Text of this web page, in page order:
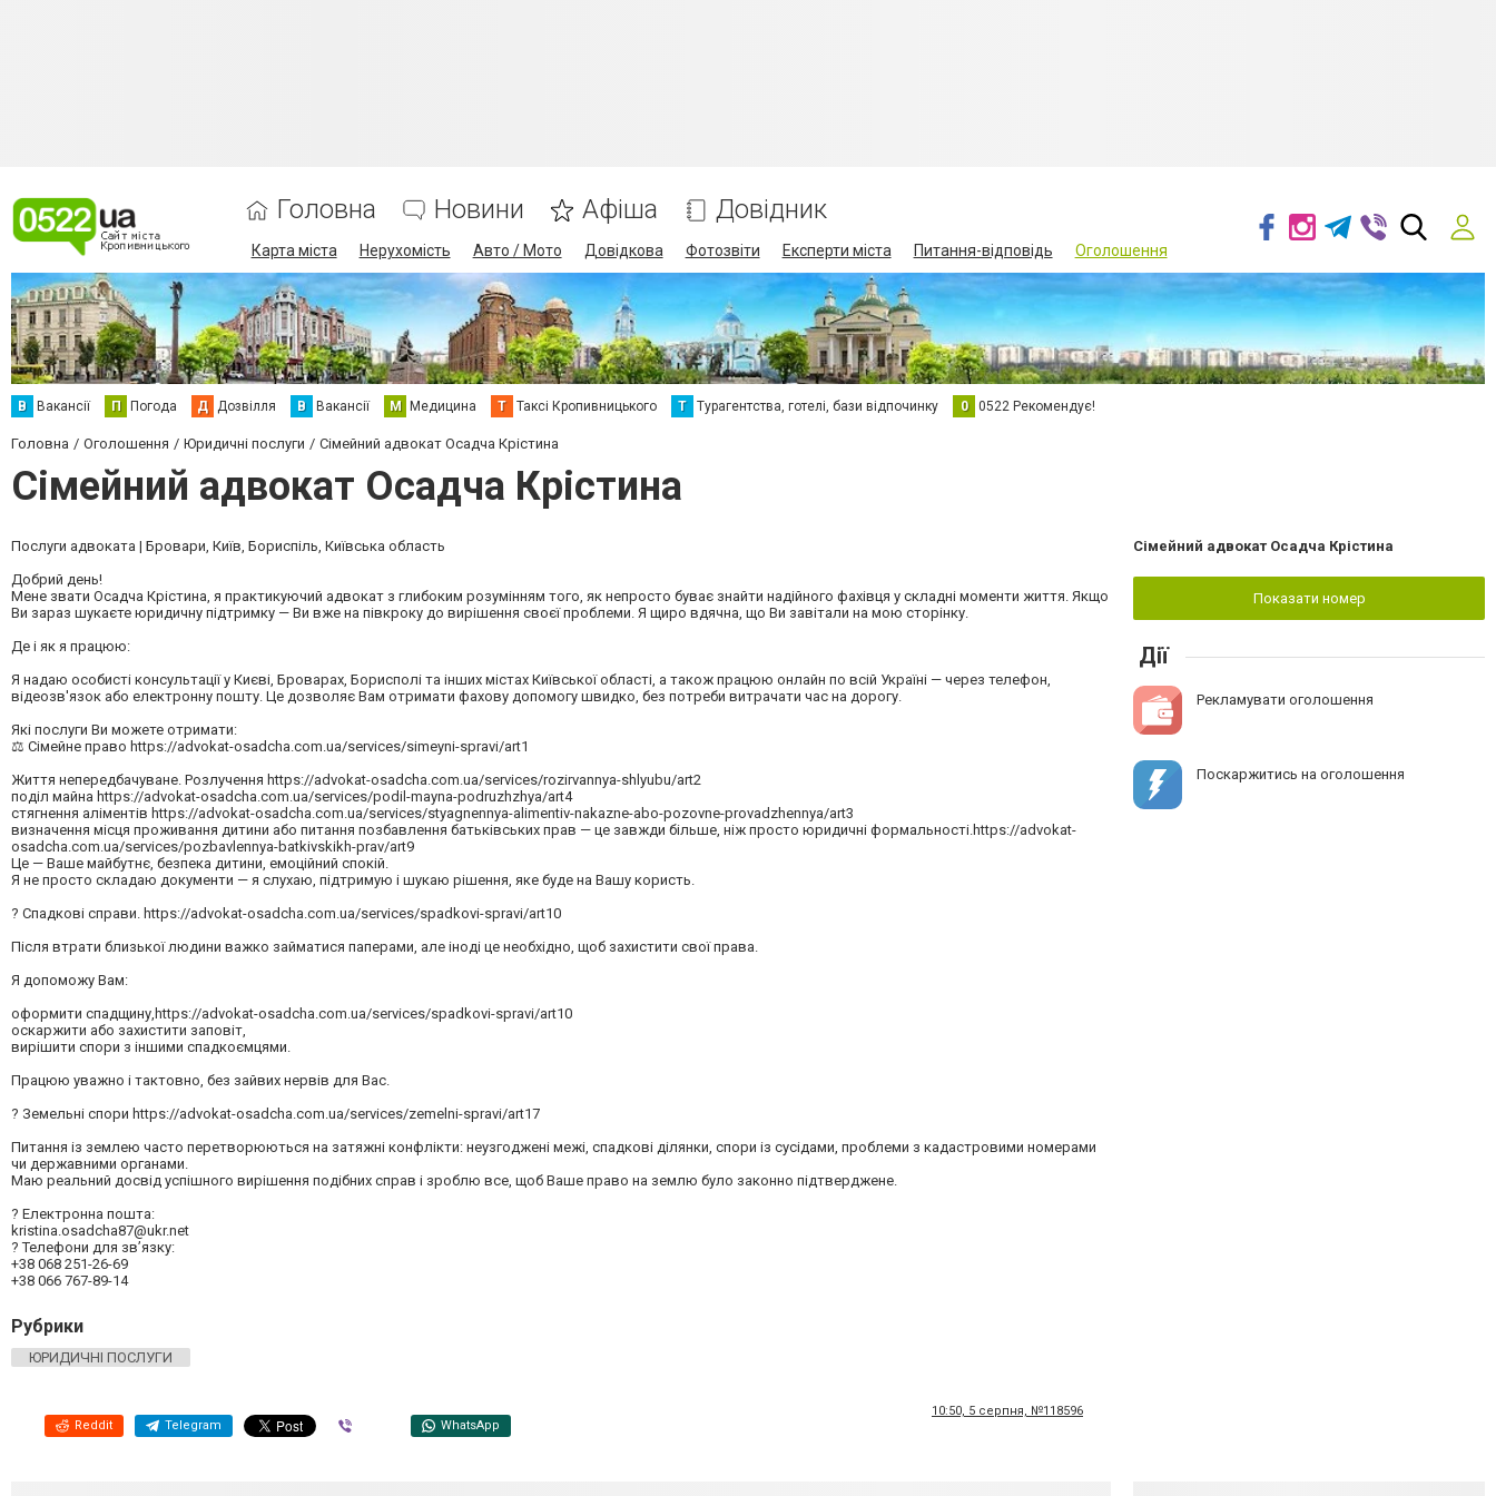
Головна Новини Афіша Довідник
Карта міста Нерухомість Авто / Мото Довідкова Фотозвіти Експерти міста Питання-відповідь Оголошення
В Вакансії П Погода Д Дозвілля В Вакансії М Медицина Т Таксі Кропивницького Т Турагентства, готелі, бази відпочинку 0 0522 Рекомендує!
Головна Оголошення Юридичні послуги Сімейний адвокат Осадча Крістина
Сімейний адвокат Осадча Крістина
Послуги адвоката | Бровари, Київ, Бориспіль, Київська область
Добрий день!
Мене звати Осадча Крістина, я практикуючий адвокат з глибоким розумінням того, як непросто буває знайти надійного фахівця у складні моменти життя. Якщо
Ви зараз шукаєте юридичну підтримку — Ви вже на півкроку до вирішення своєї проблеми. Я щиро вдячна, що Ви завітали на мою сторінку.
Де і як я працюю:
Я надаю особисті консультації у Києві, Броварах, Борисполі та інших містах Київської області, а також працюю онлайн по всій Україні — через телефон,
відеозв'язок або електронну пошту. Це дозволяє Вам отримати фахову допомогу швидко, без потреби витрачати час на дорогу.
Які послуги Ви можете отримати:
⚖️ Сімейне право https://advokat-osadcha.com.ua/services/simeyni-spravi/art1
Життя непередбачуване. Розлучення https://advokat-osadcha.com.ua/services/rozirvannya-shlyubu/art2
поділ майна https://advokat-osadcha.com.ua/services/podil-mayna-podruzhzhya/art4
стягнення аліментів https://advokat-osadcha.com.ua/services/styagnennya-alimentiv-nakazne-abo-pozovne-provadzhennya/art3
визначення місця проживання дитини або питання позбавлення батьківських прав — це завжди більше, ніж просто юридичні формальності.https://advokat-
osadcha.com.ua/services/pozbavlennya-batkivskikh-prav/art9
Це — Ваше майбутнє, безпека дитини, емоційний спокій.
Я не просто складаю документи — я слухаю, підтримую і шукаю рішення, яке буде на Вашу користь.
? Спадкові справи. https://advokat-osadcha.com.ua/services/spadkovi-spravi/art10
Після втрати близької людини важко займатися паперами, але іноді це необхідно, щоб захистити свої права.
Я допоможу Вам:
оформити спадщину,https://advokat-osadcha.com.ua/services/spadkovi-spravi/art10
оскаржити або захистити заповіт,
вирішити спори з іншими спадкоємцями.
Працюю уважно і тактовно, без зайвих нервів для Вас.
? Земельні спори https://advokat-osadcha.com.ua/services/zemelni-spravi/art17
Питання із землею часто перетворюються на затяжні конфлікти: неузгоджені межі, спадкові ділянки, спори із сусідами, проблеми з кадастровими номерами
чи державними органами.
Маю реальний досвід успішного вирішення подібних справ і зроблю все, щоб Ваше право на землю було законно підтверджене.
? Електронна пошта:
kristina.osadcha87@ukr.net
? Телефони для зв’язку:
+38 068 251-26-69
+38 066 767-89-14
Рубрики
ЮРИДИЧНІ ПОСЛУГИ
Reddit Telegram WhatsApp
10:50, 5 серпня, №118596
Сімейний адвокат Осадча Крістина
Показати номер
Дії
Рекламувати оголошення
Поскаржитись на оголошення